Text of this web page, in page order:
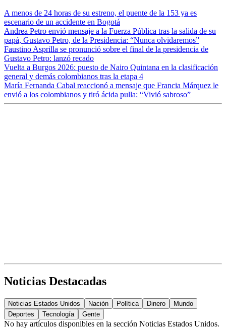
A menos de 24 horas de su estreno, el puente de la 153 ya es
escenario de un accidente en Bogotá
Andrea Petro envió mensaje a la Fuerza Pública tras la salida de su
papá, Gustavo Petro, de la Presidencia: “Nunca olvidaremos”
Faustino Asprilla se pronunció sobre el final de la presidencia de
Gustavo Petro: lanzó recado
Vuelta a Burgos 2026: puesto de Nairo Quintana en la clasificación
general y demás colombianos tras la etapa 4
María Fernanda Cabal reaccionó a mensaje que Francia Márquez le
envió a los colombianos y tiró ácida pulla: “Vivió sabroso”
Noticias Destacadas
Noticias Estados Unidos Nación Política Dinero
Mundo
Deportes
Tecnología Gente
No hay artículos disponibles en la sección Noticias Estados Unidos.